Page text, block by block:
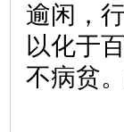
逾闲，
以化于
不病贫